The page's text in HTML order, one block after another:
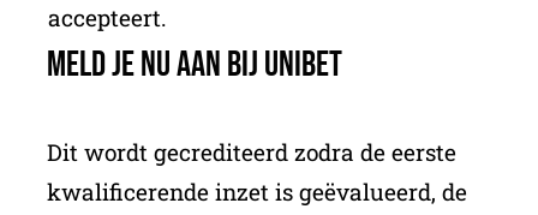
accepteert.
Meld je nu aan bij Unibet
Dit wordt gecrediteerd zodra de eerste
kwalificerende inzet is geëvalueerd, de